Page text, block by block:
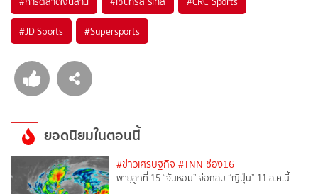
#JD Sports #Supersports
ยอดนิยมในตอนนี้
#ข่าวเศรษฐกิจ #TNN ช่อง16
พายุลูกที่ 15 “จันหอม” จ่อถล่ม “ญี่ปุ่น” 11 ส.ค.นี้